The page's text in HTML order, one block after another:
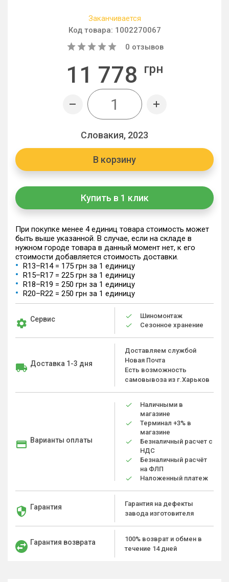
Заканчивается
Код товара: 1002270067
0 отзывов
11 778 грн
Словакия, 2023
В корзину
Купить в 1 клик
При покупке менее 4 единиц товара стоимость может
быть выше указанной. В случае, если на складе в
нужном городе товара в данный момент нет, к его
стоимости добавляется стоимость доставки.
R13–R14 = 175 грн за 1 единицу
R15–R17 = 225 грн за 1 единицу
R18–R19 = 250 грн за 1 единицу
R20–R22 = 250 грн за 1 единицу
Сервис
Шиномонтаж
Сезонное хранение
Доставка 1-3 дня
Доставляем службой
Новая Почта
Есть возможность
самовывоза из г.Харьков
Варианты оплаты
Наличными в
магазине
Терминал +3% в
магазине
Безналичный расчет с
НДС
Безналичный расчёт
на ФЛП
Наложенный платеж
Гарантия
Гарантия на дефекты
завода изготовителя
Гарантия возврата
100% возврат и обмен в
течение 14 дней